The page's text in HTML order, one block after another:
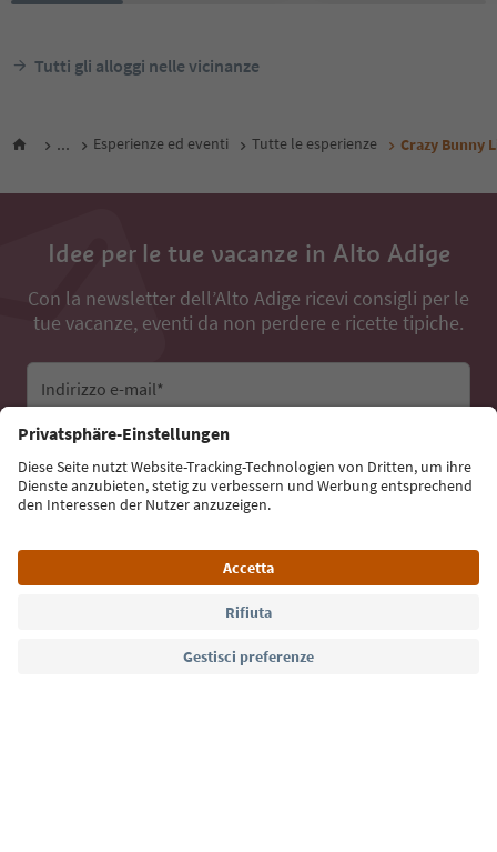
Tutti gli alloggi nelle vicinanze
... Esperienze ed eventi Tutte le esperienze Crazy Bunny
Idee per le tue vacanze in Alto Adige
Con la newsletter dell’Alto Adige ricevi consigli per le
tue vacanze, eventi da non perdere e ricette tipiche.
Indirizzo e-mail*
Iscriviti alla newsletter